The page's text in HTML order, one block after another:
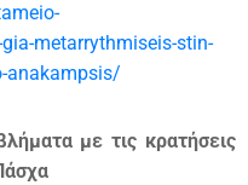
metarrythmiseis-stin-
anakampsis/
με τις κρατήσεις